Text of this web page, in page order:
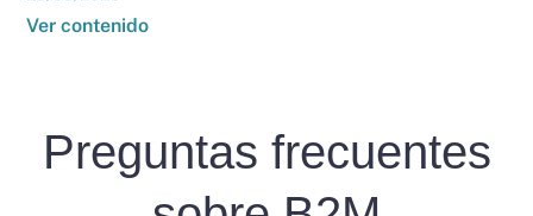
Ver contenido
Preguntas frecuentes